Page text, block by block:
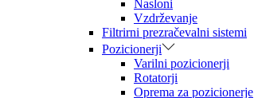
Nasloni
Vzdrževanje
Filtrirni prezračevalni sistemi
Pozicionerji
Varilni pozicionerji
Rotatorji
Oprema za pozicionerje